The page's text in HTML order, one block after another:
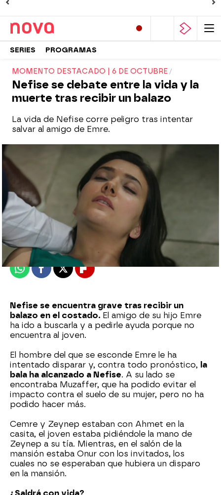
SERIES PROGRAMAS
MOMENTO DESTACADO | 6 DE OCTUBRE
Nefise se debate entre la vida y la
muerte tras recibir un balazo
La vida de Nefise corre peligro tras intentar
salvar al amigo de Emre.
Nova
Madrid
Publicado: 06 de octubre de 2022, 21:42
WhatsappFacebook
X Flipboard
Nefise se encuentra grave tras recibir un
balazo en el costado. El amigo de su hijo Emre
ha ido a buscarla y a pedirle ayuda porque no
encuentra al joven.
El hombre del que se esconde Emre le ha
intentado disparar y, contra todo pronóstico, la
bala ha alcanzado a Nefise. A su lado se
encontraba Muzaffer, que ha podido evitar el
impacto contra el suelo de su mujer, pero no ha
podido hacer más.
Cemre y Zeynep estaban con Ahmet en la
casita, el joven estaba pidiéndole la mano de
Zeynep a su tía. Mientras, en el salón de la
mansión estaba Onur con los invitados, los
cuales no se esperaban que hubiera un disparo
en la mansión.